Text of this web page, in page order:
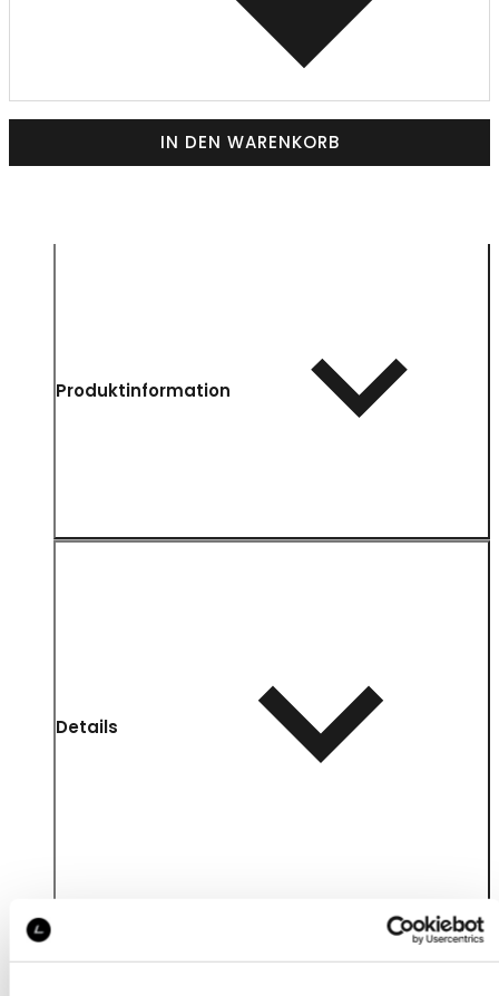
IN DEN WARENKORB
Produktinformation
Details